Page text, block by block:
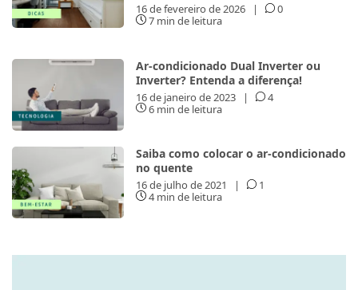
16 de fevereiro de 2026 |
0
7 min de leitura
Ar-condicionado Dual Inverter ou
Inverter? Entenda a diferença!
16 de janeiro de 2023 |
4
6 min de leitura
Saiba como colocar o ar-condicionado
no quente
16 de julho de 2021 |
1
4 min de leitura